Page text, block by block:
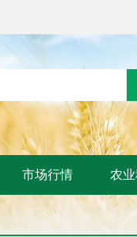
市场行情 农